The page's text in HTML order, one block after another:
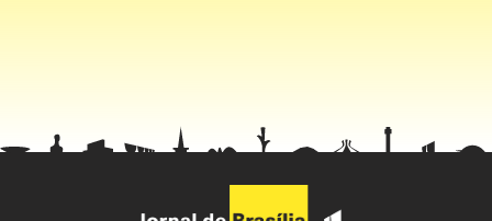
bronze ficou com os israelenses Gideon Kliger e Udi Gal.